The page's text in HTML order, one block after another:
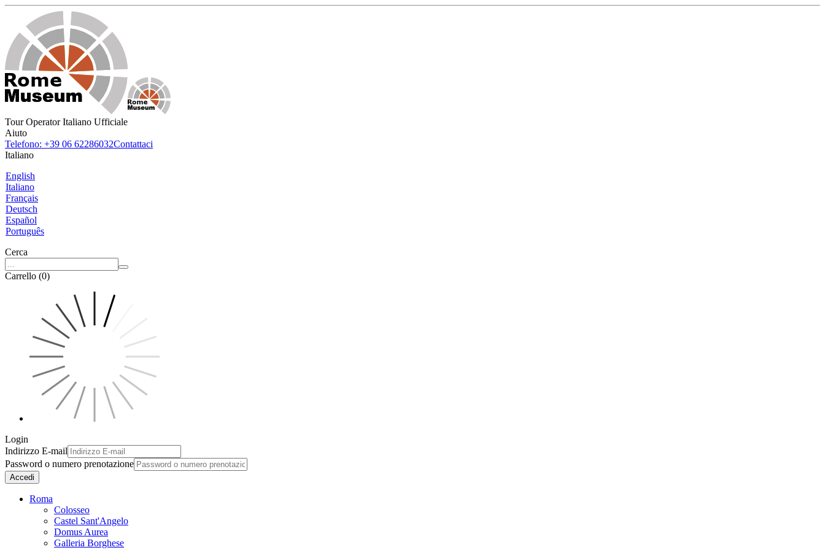
Tour Operator Italiano Ufficiale
Aiuto
Telefono: +39 06 62286032Contattaci
Italiano
English
Italiano
Français
Deutsch
Español
Português
Cerca
Carrello (0)
Login
Indirizzo E-mail
Password o numero prenotazione
Accedi
Roma
Colosseo
Castel Sant'Angelo
Domus Aurea
Galleria Borghese